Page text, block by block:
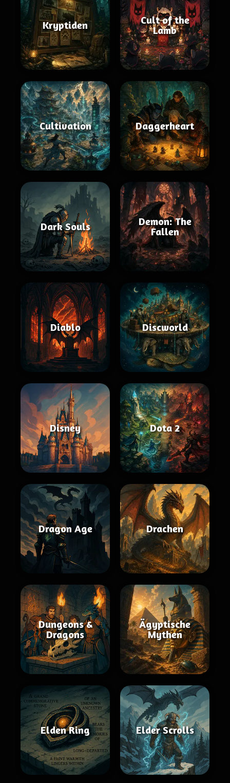
Kryptiden
Cult of the
Lamb
Cultivation Daggerheart
Dark Souls
Demon: The
Fallen
Diablo Discworld
Disney Dota 2
Dragon Age Drachen
Dungeons &
Dragons
Ägyptische
Mythen
Elden Ring Elder Scrolls